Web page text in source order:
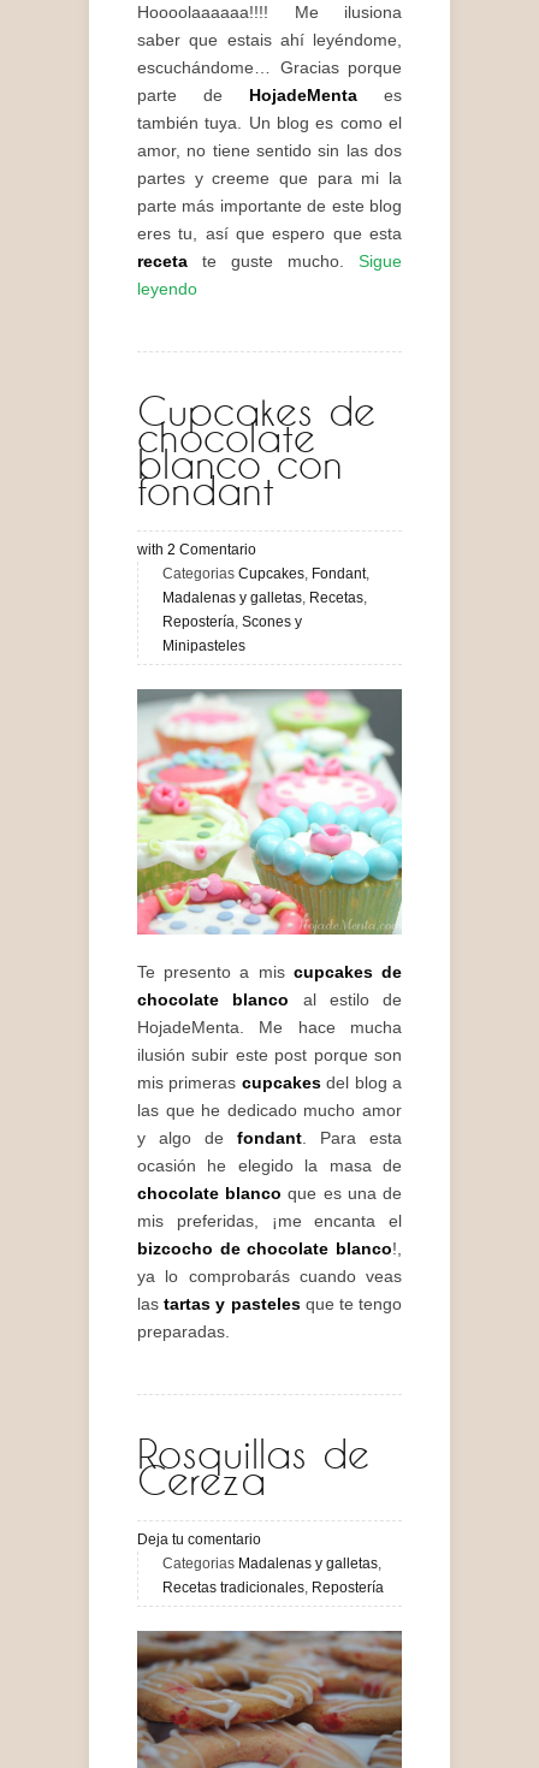
Hoooolaaaaaa!!!! Me ilusiona
saber que estais ahí leyéndome,
escuchándome… Gracias porque
parte de HojadeMenta es
también tuya. Un blog es como el
amor, no tiene sentido sin las dos
partes y creeme que para mi la
parte más importante de este blog
eres tu, así que espero que esta
receta te guste mucho. Sigue
leyendo
Cupcakes de
chocolate
blanco con
fondant
with 2 Comentario
Categorias Cupcakes Fondant,
Madalenas y galletas Recetas
Repostería Scones y
Minipasteles
Te presento a mis cupcakes de
chocolate blanco al estilo de
HojadeMenta. Me hace mucha
ilusión subir este post porque son
mis primeras cupcakesdel blog a
las que he dedicado mucho amor
y algo de fondant . Para esta
ocasión he elegido la masa de
chocolate blanco que es una de
mis preferidas, ¡me encanta el
bizcocho de chocolate blanco!,
ya lo comprobarás cuando veas
lastartas y pastelesque te tengo
preparadas.
Rosquillas de
Cereza
Deja tu comentario
Categorias Madalenas y galletas
Recetas tradicionales Repostería